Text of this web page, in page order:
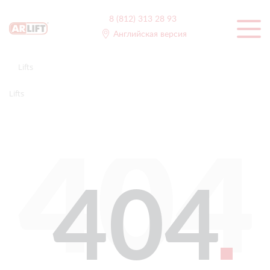
8 (812) 313 28 93
Английская версия
Lifts
Lifts
404